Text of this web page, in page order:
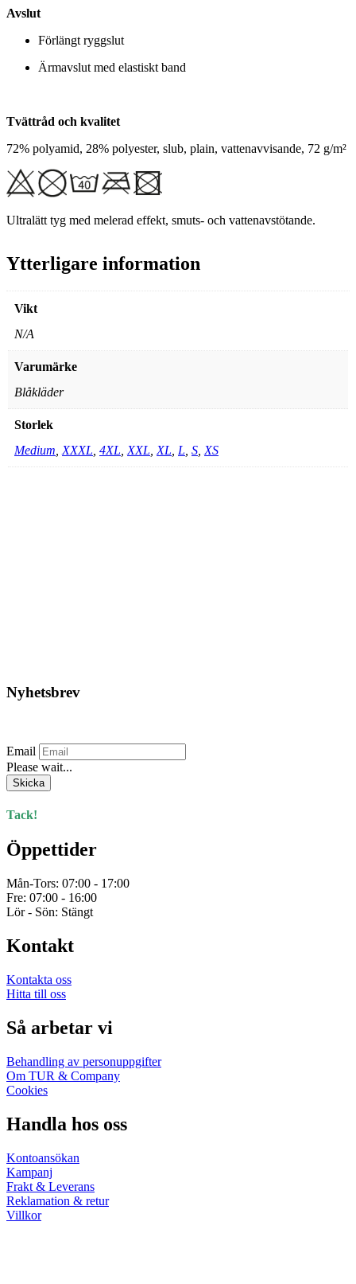
Avslut
Förlängt ryggslut
Ärmavslut med elastiskt band
Tvättråd och kvalitet
72% polyamid, 28% polyester, slub, plain, vattenavvisande, 72 g/m²
Ultralätt tyg med melerad effekt, smuts- och vattenavstötande.
Ytterligare information
Vikt
N/A
Varumärke
Blåkläder
Storlek
Medium XXXL 4XL XXL XL L S XS
De
väljas
på
Nyhetsbrev
Email
Please wait...
Skicka
Tack!
Öppettider
Mån-Tors: 07:00 - 17:00
Fre: 07:00 - 16:00
Lör - Sön: Stängt
Kontakt
Kontakta oss
Hitta till oss
Så arbetar vi
Behandling av personuppgifter
Om TUR & Company
Cookies
Handla hos oss
Kontoansökan
Kampanj
Frakt & Leverans
Reklamation & retur
Villkor